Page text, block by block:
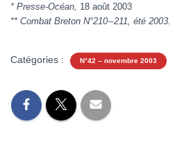
* Presse-Océan, 18 août 2003
** Combat Breton N°210 – 211, été 2003.
Catégories : N°42 – novembre 2003